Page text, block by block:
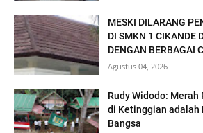
MESKI DILARANG
DI SMKN 1 CIKANDE
DENGAN BERBAGAI
Agustus 04, 2026
Rudy Widodo:
di Ketinggian adalah
Bangsa